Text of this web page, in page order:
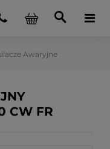
Awaryjne
CW FR